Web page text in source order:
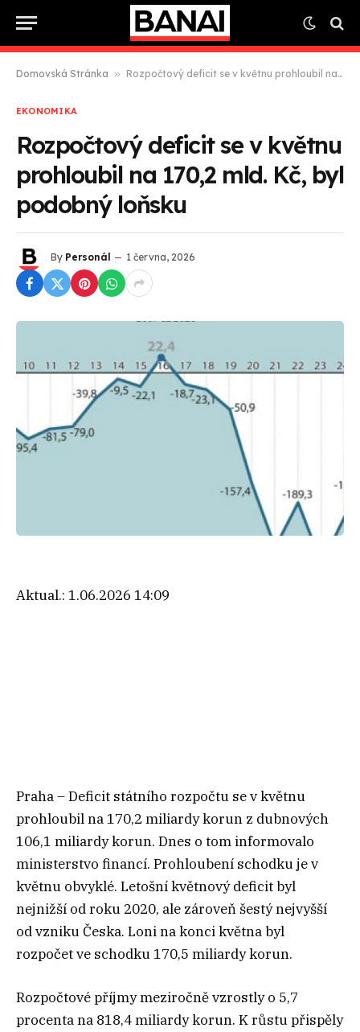
Domovská Stránka » Rozpočtový deficit se v květnu prohloubil na 170,2 mld. Kč, byl podobný loňsku
EKONOMIKA
Rozpočtový deficit se v květnu
prohloubil na 170,2 mld. Kč, byl
podobný loňsku
By Personál 1 června, 2026
Aktual.: 1.06.2026 14:09
Praha – Deficit státního rozpočtu se v květnu
prohloubil na 170,2 miliardy korun z dubnových
106,1 miliardy korun. Dnes o tom informovalo
ministerstvo financí. Prohloubení schodku je v
květnu obvyklé. Letošní květnový deficit byl
nejnižší od roku 2020, ale zároveň šestý nejvyšší
od vzniku Česka. Loni na konci května byl
rozpočet ve schodku 170,5 miliardy korun.
Rozpočtové příjmy meziročně vzrostly o 5,7
procenta na 818,4 miliardy korun. K růstu přispěly